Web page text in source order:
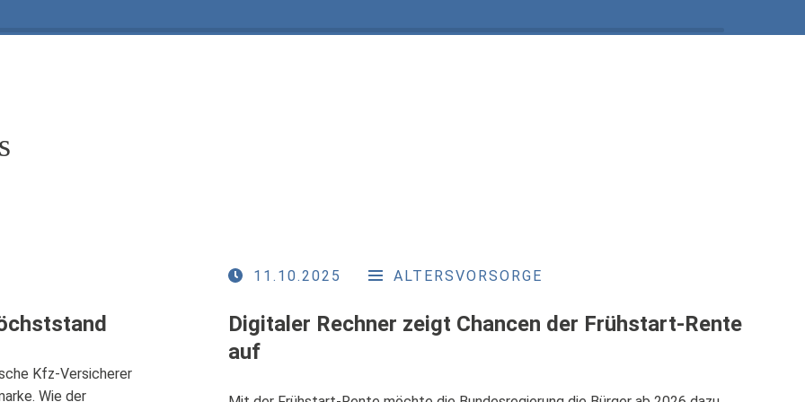
Kfz-Versicherer
Wie der
11.10.2025 ALTERSVORSORGE
Digitaler Rechner zeigt Chancen der Frühstart-Rente
auf